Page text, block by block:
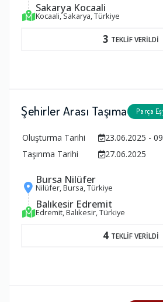
Sakarya Kocaali
Kocaali, Sakarya, Türkiye
3 TEKLİF VERİLDİ
Şehirler Arası Taşıma Parça
Oluşturma Tarihi
23.06.2025 -
Taşınma Tarihi
27.06.2025
Bursa Nilüfer
Nilüfer, Bursa, Türkiye
Balıkesir Edremit
Edremit, Balıkesir, Türkiye
4 TEKLİF VERİLDİ